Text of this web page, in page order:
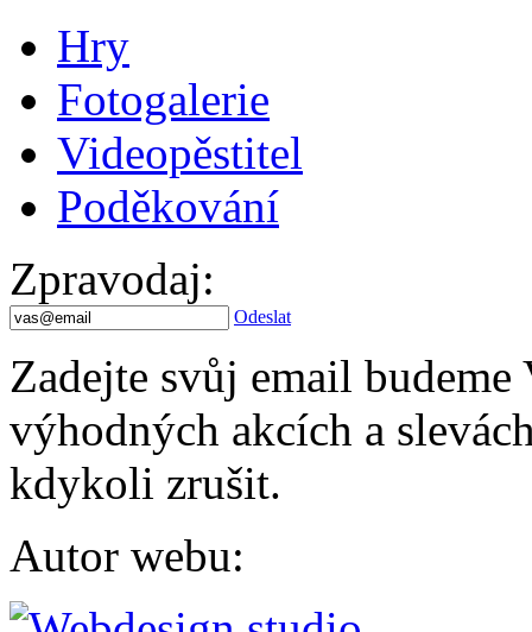
Hry
Fotogalerie
Videopěstitel
Poděkování
Zpravodaj:
Odeslat
Zadejte svůj email
výhodných akcích a
kdykoli zrušit.
Autor webu: